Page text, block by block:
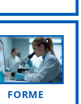
FORME